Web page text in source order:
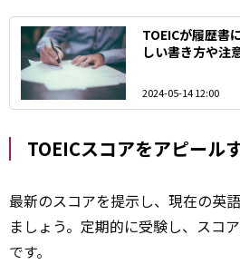
TOEICが履歴書
しい書き方や注
2024-05-14 12:00
TOEICスコアをアピール
最新のスコアを提示し、現在の英
ましょう。定期的に受験し、スコ
です。